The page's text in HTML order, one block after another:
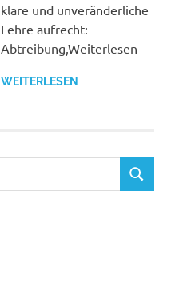
klare und unveränderliche
Lehre aufrecht:
Abtreibung,Weiterlesen
WEITERLESEN
SUCHEN